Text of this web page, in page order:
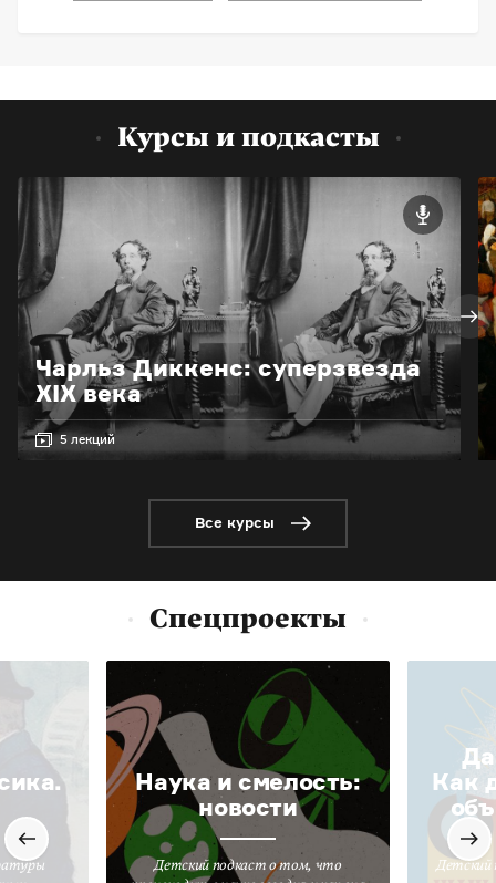
Курсы и подкасты
Чарльз Диккенс: суперзвезда
XIX века
5 лекций
Все курсы
Спецпроекты
Наука и смелость:
новости
Детский подкаст о том, что
Да
Как
Детский